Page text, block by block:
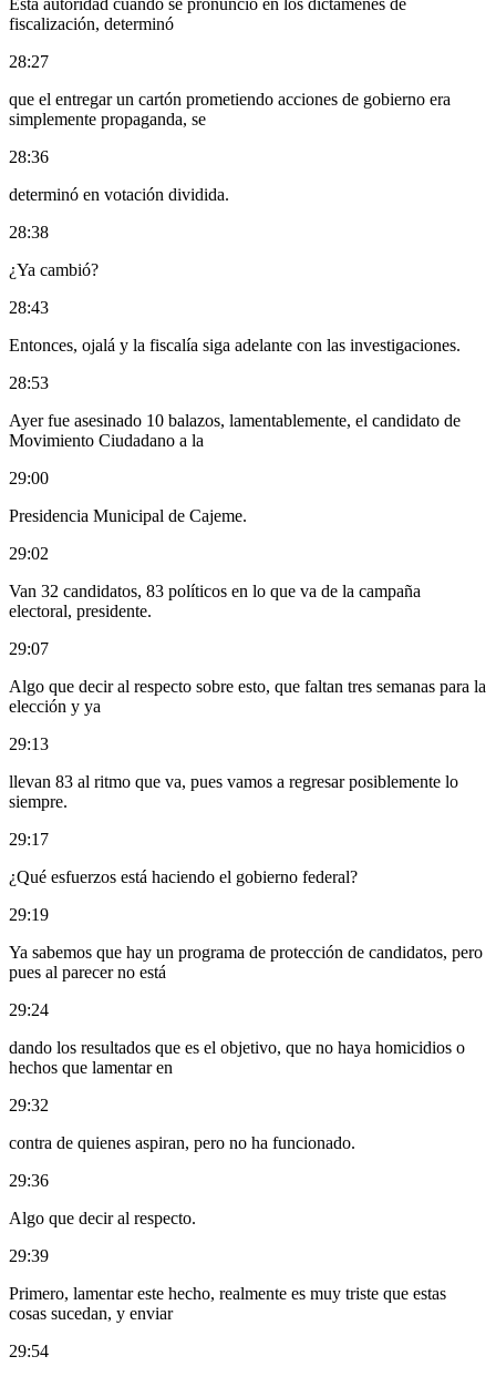
fiscalización, determinó
28:27
que el entregar un cartón prometiendo acciones de gobierno era
simplemente propaganda, se
28:36
determinó en votación dividida.
28:38
¿Ya cambió?
28:43
Entonces, ojalá y la fiscalía siga adelante con las investigaciones.
28:53
Ayer fue asesinado 10 balazos, lamentablemente, el candidato de
Movimiento Ciudadano a la
29:00
Presidencia Municipal de Cajeme.
29:02
Van 32 candidatos, 83 políticos en lo que va de la campaña
electoral, presidente.
29:07
Algo que decir al respecto sobre esto, que faltan tres semanas para la
elección y ya
29:13
llevan 83 al ritmo que va, pues vamos a regresar posiblemente lo
siempre.
29:17
¿Qué esfuerzos está haciendo el gobierno federal?
29:19
Ya sabemos que hay un programa de protección de candidatos, pero
pues al parecer no está
29:24
dando los resultados que es el objetivo, que no haya homicidios o
hechos que lamentar en
29:32
contra de quienes aspiran, pero no ha funcionado.
29:36
Algo que decir al respecto.
29:39
Primero, lamentar este hecho, realmente es muy triste que estas
cosas sucedan, y enviar
29:54